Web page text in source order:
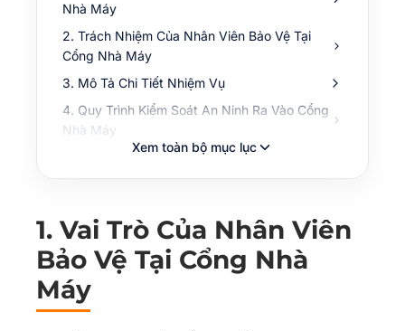
Nhà Máy
2. Trách Nhiệm Của Nhân Viên Bảo Vệ Tại
Cổng Nhà Máy
3. Mô Tả Chi Tiết Nhiệm Vụ
4. Quy Trình Kiểm Soát An Ninh Ra Vào Cổng
Nhà Máy
4.1. Người Lao Động (Nhân Viên Nhà
Máy)
4.3. Nhà Cung Cấp, Giao Nhận Hàng Hóa
4.4. Phương Tiện Giao Nhận
4.5. Tài Sản Ra Vào
5. Quy Trình Xử Lý Sự Cố Tại Cổng Nhà Máy
Xem toàn bộ mục lục
1. Vai Trò Của Nhân Viên
Bảo Vệ Tại Cổng Nhà
Máy